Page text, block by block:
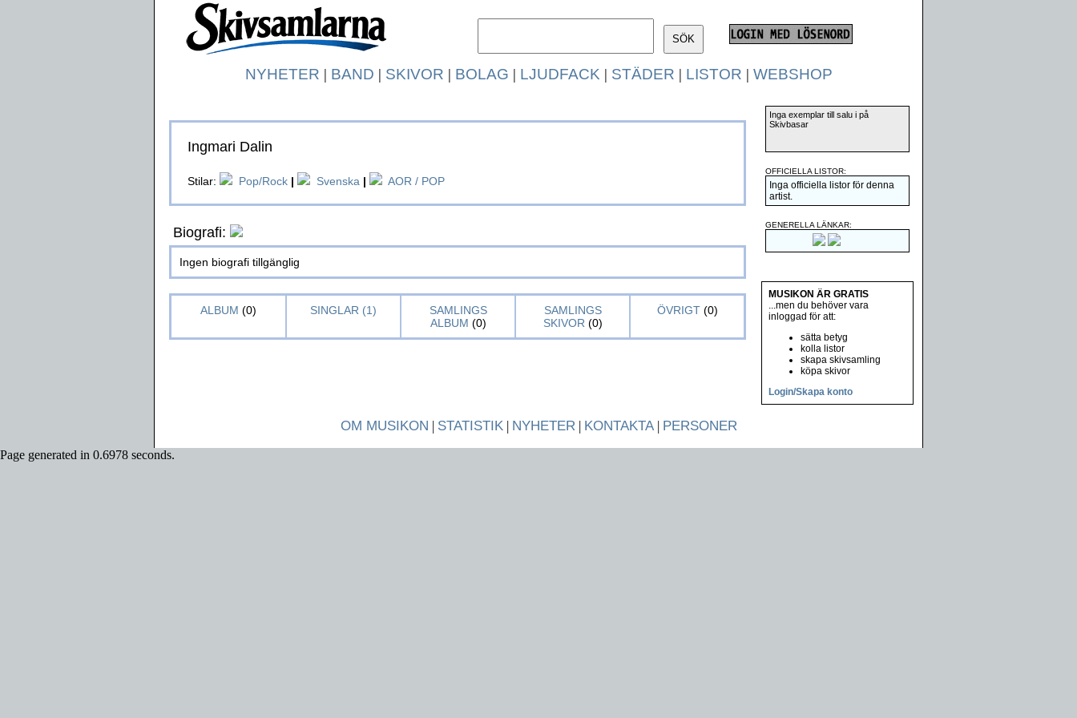
NYHETER | BAND | SKIVOR | BOLAG | LJUDFACK | STÄDER | LISTOR | WEBSHOP
Ingmari Dalin
Stilar: Pop/Rock | Svenska | AOR / POP
Biografi:
Ingen biografi tillgänglig
ALBUM (0) SINGLAR (1)
SAMLINGS
ALBUM (0)
SAMLINGS
SKIVOR (0)
ÖVRIGT(0)
Inga exemplar till salu i på
Skivbasar
OFFICIELLA LISTOR:
Inga officiella listor för denna
artist.
GENERELLA LÄNKAR:
MUSIKON ÄR GRATIS
...men du behöver vara
inloggad för att:
sätta betyg
kolla listor
skapa skivsamling
köpa skivor
Login/Skapa konto
OM MUSIKON | STATISTIK| NYHETER| KONTAKTA| PERSONER
Page generated in 0.6978 seconds.